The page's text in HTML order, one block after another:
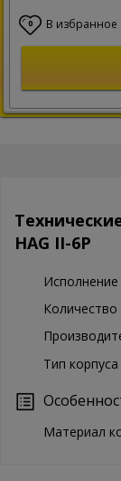
0 В избранное
HAG II-6P
Исполнение
Тип корпуса
Материал